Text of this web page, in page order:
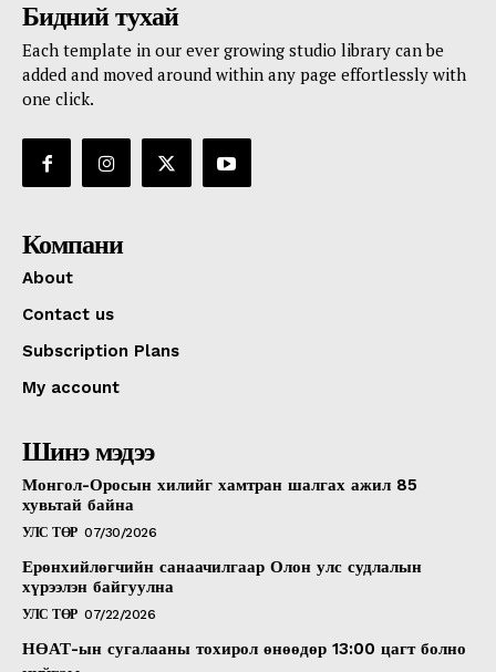
Бидний тухай
Each template in our ever growing studio library can be
added and moved around within any page effortlessly with
one click.
Компани
About
Contact us
Subscription Plans
My account
Шинэ мэдээ
Монгол-Оросын хилийг хамтран шалгах ажил 85
хувьтай байна
УЛС ТӨР 07/30/2026
Ерөнхийлөгчийн санаачилгаар Олон улс судлалын
хүрээлэн байгуулна
УЛС ТӨР 07/22/2026
НӨАТ-ын сугалааны тохирол өнөөдөр 13:00 цагт болно